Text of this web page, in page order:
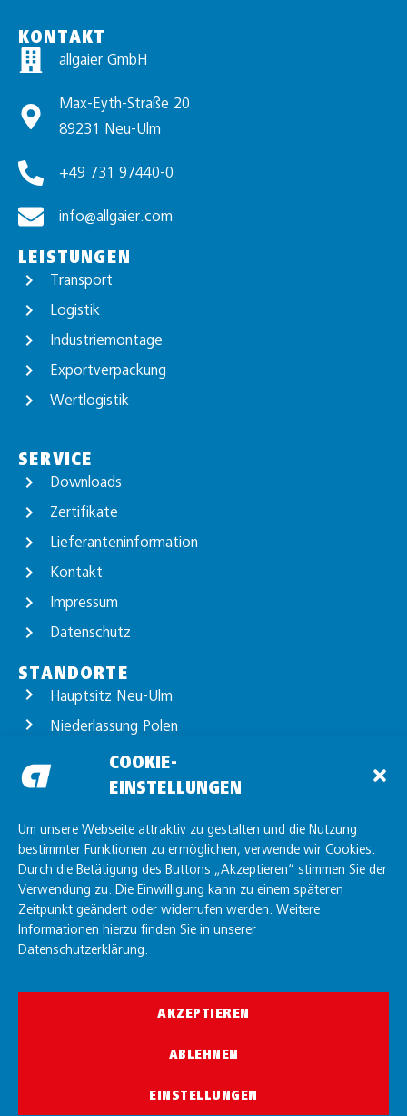
COOKIE-
EINSTELLUNGEN
Um unsere Webseite attraktiv zu gestalten und die Nutzung
bestimmter Funktionen zu ermöglichen, verwende wir Cookies.
Durch die Betätigung des Buttons „Akzeptieren“ stimmen Sie der
Verwendung zu. Die Einwilligung kann zu einem späteren
Zeitpunkt geändert oder widerrufen werden. Weitere
Informationen hierzu finden Sie in unserer
Datenschutzerklärung.
AKZEPTIEREN
ABLEHNEN
EINSTELLUNGEN
KONTAKT
allgaier GmbH
Max-Eyth-Straße 20
89231 Neu-Ulm
+49 731 97440-0
info@allgaier.com
LEISTUNGEN
Transport
Logistik
Industriemontage
Exportverpackung
Wertlogistik
SERVICE
Downloads
Zertifikate
Lieferanteninformation
Kontakt
Impressum
Datenschutz
STANDORTE
Hauptsitz Neu-Ulm
Niederlassung Polen
Standort Günzburg
Standort Unterelchingen
© allgaier GmbH 2026